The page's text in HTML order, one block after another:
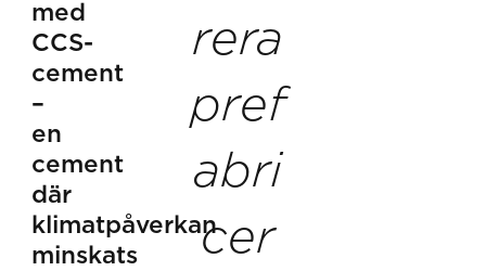
med
CCS-
cement
–
en
cement
där
klimatpåverkan
minskats
rera
pref
abri
cer